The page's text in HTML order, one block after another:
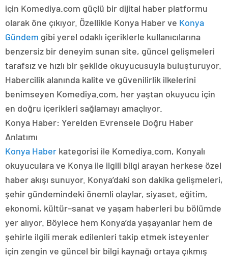
için Komediya.com güçlü bir dijital haber platformu
olarak öne çıkıyor. Özellikle Konya Haber ve Konya
Gündem gibi yerel odaklı içeriklerle kullanıcılarına
benzersiz bir deneyim sunan site, güncel gelişmeleri
tarafsız ve hızlı bir şekilde okuyucusuyla buluşturuyor.
Habercilik alanında kalite ve güvenilirlik ilkelerini
benimseyen Komediya.com, her yaştan okuyucu için
en doğru içerikleri sağlamayı amaçlıyor.
Konya Haber: Yerelden Evrensele Doğru Haber
Anlatımı
Konya Haber kategorisi ile Komediya.com, Konyalı
okuyuculara ve Konya ile ilgili bilgi arayan herkese özel
haber akışı sunuyor. Konya’daki son dakika gelişmeleri,
şehir gündemindeki önemli olaylar, siyaset, eğitim,
ekonomi, kültür–sanat ve yaşam haberleri bu bölümde
yer alıyor. Böylece hem Konya’da yaşayanlar hem de
şehirle ilgili merak edilenleri takip etmek isteyenler
için zengin ve güncel bir bilgi kaynağı ortaya çıkmış